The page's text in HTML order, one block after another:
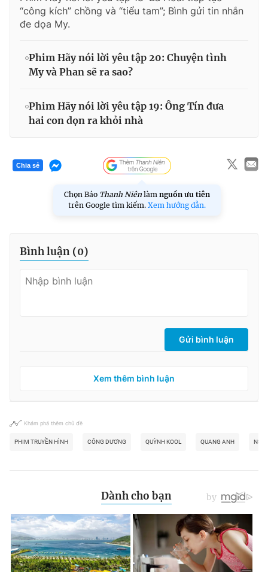
“công kích” chồng và “tiểu tam”; Bình gửi tin nhắn
đe dọa My.
Phim Hãy nói lời yêu tập 20: Chuyện tình
My và Phan sẽ ra sao?
Phim Hãy nói lời yêu tập 19: Ông Tín đưa
hai con dọn ra khỏi nhà
Chia sẻ
Chọn Báo Thanh Niên làm nguồn ưu tiên
trên Google tìm kiếm. Xem hướng dẫn.
Bình luận (0)
Gửi bình luận
Xem thêm bình luận
Khám phá thêm chủ đề
PHIM TRUYỀN HÌNH CÔNG DƯƠNG QUỲNH KOOL QUANG ANH